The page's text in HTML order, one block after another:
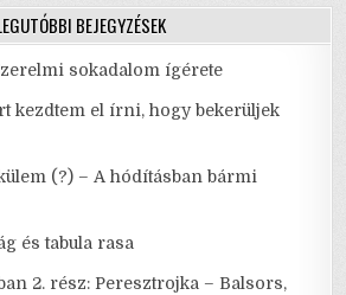
BEJEGYZÉSEK
sokadalom ígérete
kezdtem el írni, hogy bekerüljek
(?) – A hódításban bármi
és tabula rasa
2. rész: Peresztrojka – Balsors,